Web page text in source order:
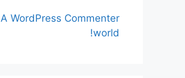
A WordPress Commenter
world!